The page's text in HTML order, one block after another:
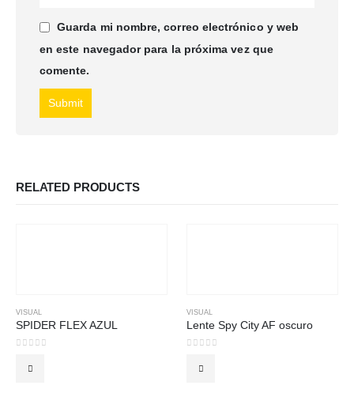
Guarda mi nombre, correo electrónico y web
en este navegador para la próxima vez que
comente.
RELATED PRODUCTS
VISUAL
SPIDER FLEX AZUL
VISUAL
Lente Spy City AF oscuro